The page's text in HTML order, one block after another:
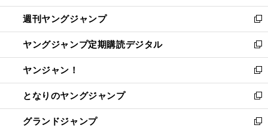
開
く
ウ
で
開
く
ン
ド
ウ
で
開
く
ウ
ィ
ン
ド
ウ
で
開
く
週刊ヤングジャンプ
新
し
い
ウ
ィ
ン
ド
ウ
で
ヤングジャンプ定期購読デジタル
新
し
い
ウ
ィ
ン
ド
ヤンジャン！
新
し
い
ウ
ィ
となりのヤングジャンプ
新
し
い
グランドジャンプ
新